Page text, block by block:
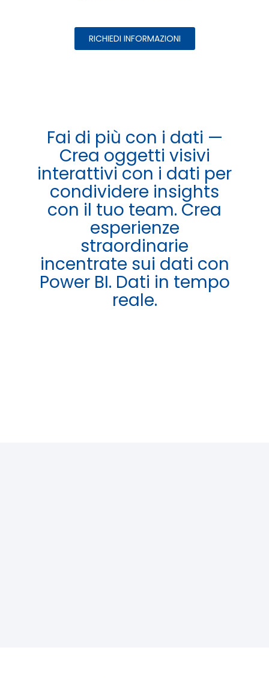
RICHIEDI INFORMAZIONI
Fai di più con i dati —
Crea oggetti visivi
interattivi con i dati per
condividere insights
con il tuo team. Crea
esperienze
straordinarie
incentrate sui dati con
Power BI. Dati in tempo
reale.